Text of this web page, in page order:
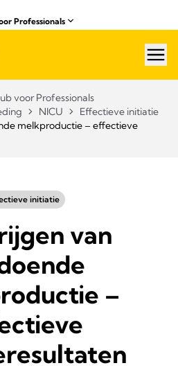
Professionals​
voor Professionals​
NICU
Effectieve initiatie
melkproductie – effectieve
initiatie
van
–